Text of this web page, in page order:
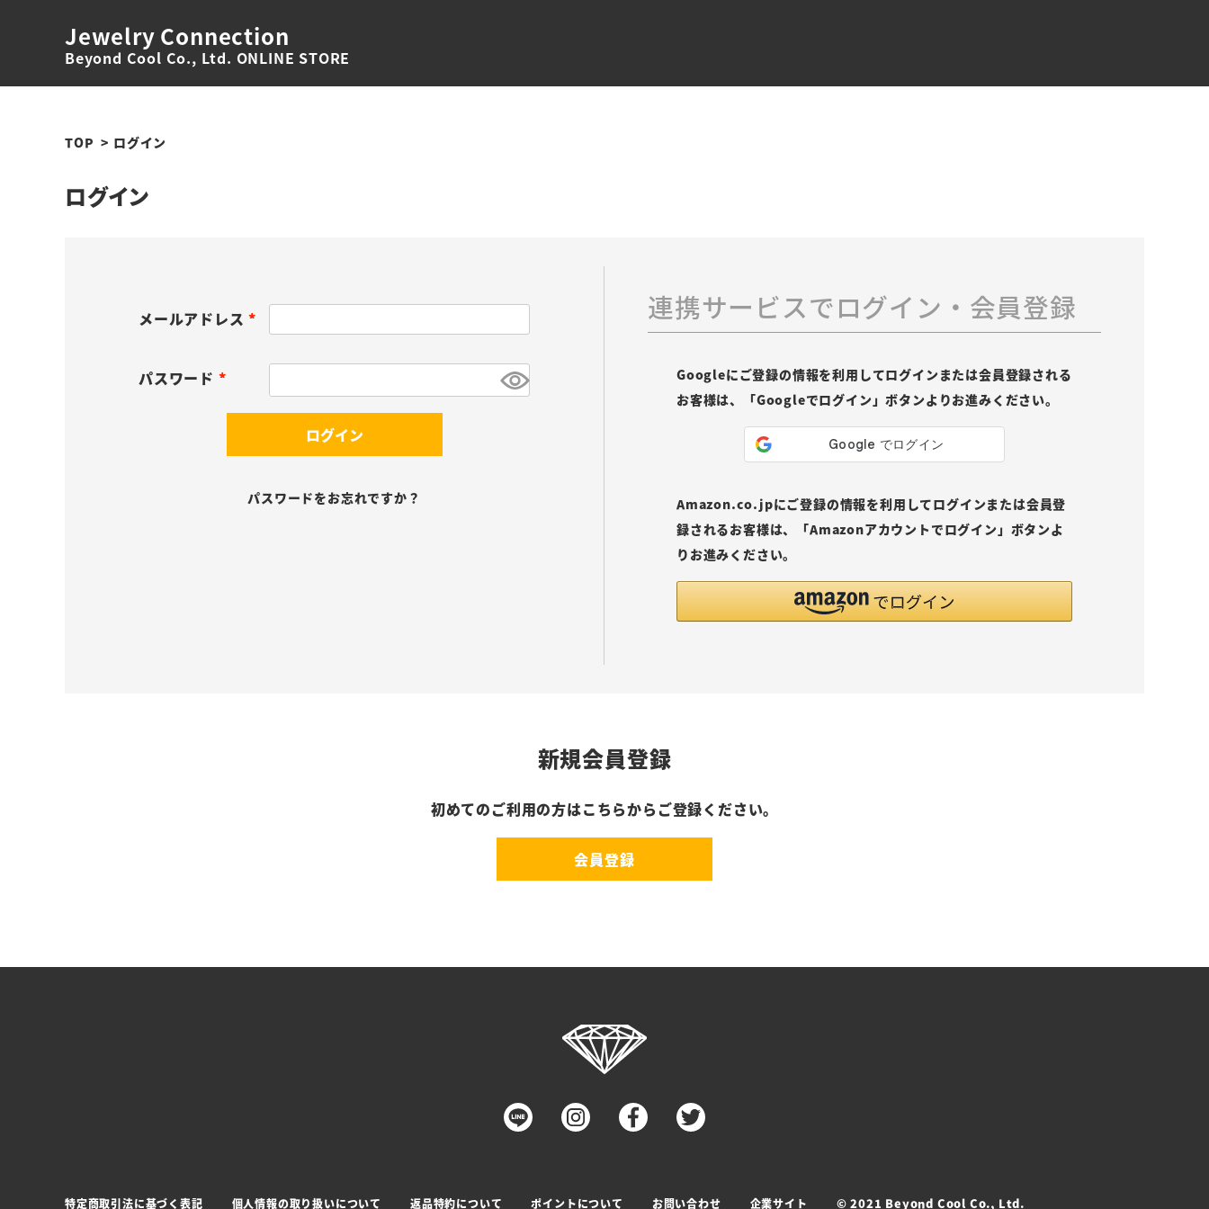
Jewelry Connection
Beyond Cool Co., Ltd. ONLINE STORE
TOP ログイン
ログイン
メールアドレス
パスワード
ログイン
パスワードをお忘れですか？
連携サービスでログイン・会員登録
Googleにご登録の情報を利用してログインまたは会員登録される
お客様は、「Googleでログイン」ボタンよりお進みください。
Amazon.co.jpにご登録の情報を利用してログインまたは会員登
録されるお客様は、「Amazonアカウントでログイン」ボタンよ
りお進みください。
新規会員登録
初めてのご利用の方はこちらからご登録ください。
会員登録
特定商取引法に基づく表記 個人情報の取り扱いについて 返品特約について ポイントについて お問い合わせ 企業サイト © 2021 Beyond Cool Co., Ltd.